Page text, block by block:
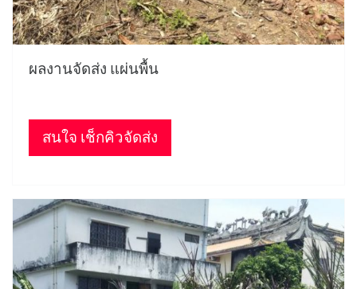
ผลงานจัดส่ง แผ่นพื้น
สนใจ เช็กคิวจัดส่ง